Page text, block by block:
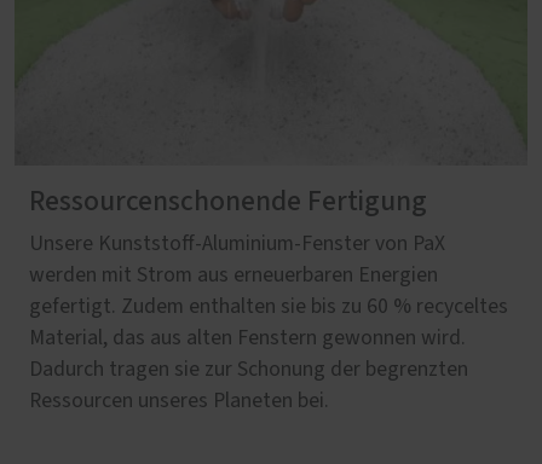
Ressourcenschonende Fertigung
Unsere Kunststoff-Aluminium-Fenster von PaX
werden mit Strom aus erneuerbaren Energien
gefertigt. Zudem enthalten sie bis zu 60 % recyceltes
Material, das aus alten Fenstern gewonnen wird.
Dadurch tragen sie zur Schonung der begrenzten
Ressourcen unseres Planeten bei.